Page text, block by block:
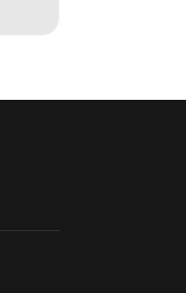
AI, vulnerabilità CVE e